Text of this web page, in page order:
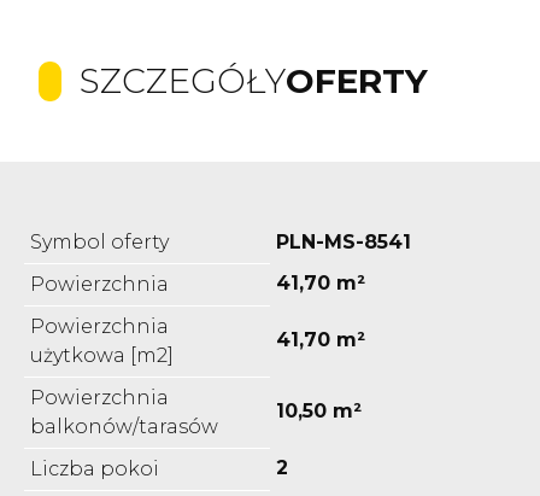
SZCZEGÓŁYOFERTY
Symbol oferty
PLN-MS-8541
Powierzchnia
41,70 m²
Powierzchnia
użytkowa [m2]
41,70 m²
Powierzchnia
balkonów/tarasów
10,50 m²
Liczba pokoi
2